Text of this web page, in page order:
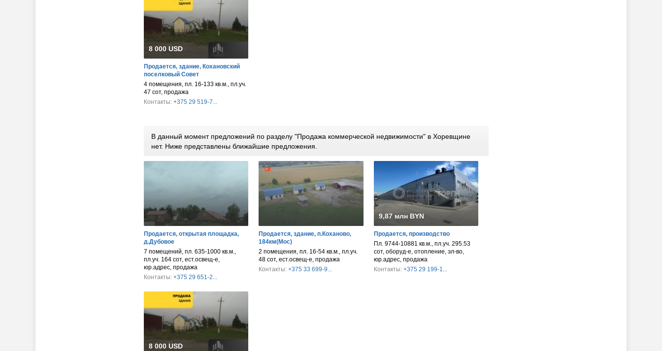
8 000 USD
Продается, здание, Кохановский
поселковый Совет
4 помещения, пл. 16-133 кв.м., пл.уч.
47 сот, продажа
Контакты: +375 29 519-7...
В данный момент предложений по разделу "Продажа коммерческой недвижимости" в Хоревщине
нет. Ниже представлены ближайшие предложения.
Продается, открытая площадка,
д.Дубовое
7 помещений, пл. 635-1000 кв.м.,
пл.уч. 164 сот, ест.освещ-е,
юр.адрес, продажа
Контакты: +375 29 651-2...
Продается, здание, п.Коханово,
184км(Мос)
2 помещения, пл. 16-54 кв.м., пл.уч.
48 сот, ест.освещ-е, продажа
Контакты: +375 33 699-9...
9,87 млн BYN
Продается, производство
Пл. 9744-10881 кв.м., пл.уч. 295.53
сот, оборуд-е, отопление, эл-во,
юр.адрес, продажа
Контакты: +375 29 199-1...
8 000 USD